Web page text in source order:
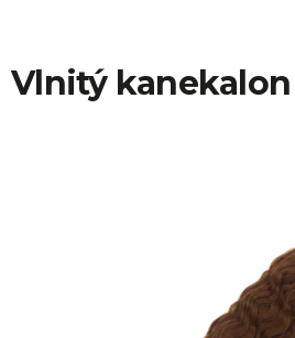
Vlnitý
e
t